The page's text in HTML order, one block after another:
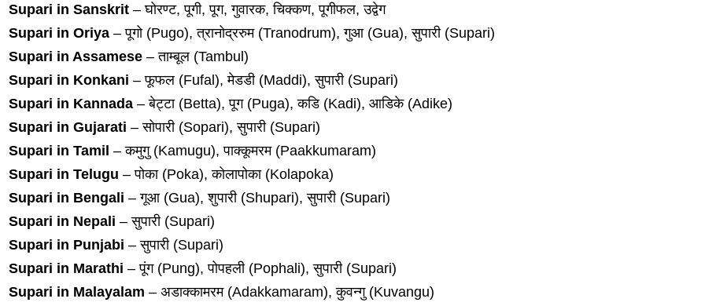
Supari in Sanskrit– घोरण्ट, पूगी, पूग, गुवारक, चिक्कण, पूगीफल, उद्वेग
Supari in Oriya– पूगो (Pugo), त्रानोद्ररुम (Tranodrum), गुआ (Gua), सुपारी (Supari)
Supari in Assamese– ताम्बूल (Tambul)
Supari in Konkani – फूफल (Fufal), मेडडी (Maddi), सुपारी (Supari)
Supari in Kannada– बेट्टा (Betta), पूग (Puga), कडि (Kadi), आडिके (Adike)
Supari in Gujarati – सोपारी (Sopari), सुपारी (Supari)
Supari in Tamil – कमुगु (Kamugu), पाक्कूमरम (Paakkumaram)
Supari in Telugu – पोका (Poka), कोलापोका (Kolapoka)
Supari in Bengali – गूआ (Gua), शुपारी (Shupari), सुपारी (Supari)
Supari in Nepali – सुपारी (Supari)
Supari in Punjabi – सुपारी (Supari)
Supari in Marathi – पूंग (Pung), पोपहली (Pophali), सुपारी (Supari)
Supari in Malayalam – अडाक्कामरम (Adakkamaram), कुवन्गु (Kuvangu)